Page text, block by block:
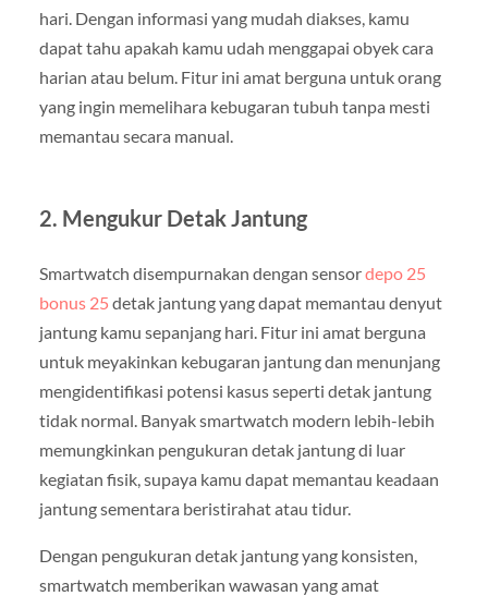
hari. Dengan informasi yang mudah diakses, kamu
dapat tahu apakah kamu udah menggapai obyek cara
harian atau belum. Fitur ini amat berguna untuk orang
yang ingin memelihara kebugaran tubuh tanpa mesti
memantau secara manual.
2. Mengukur Detak Jantung
Smartwatch disempurnakan dengan sensordepo 25
bonus 25 detak jantung yang dapat memantau denyut
jantung kamu sepanjang hari. Fitur ini amat berguna
untuk meyakinkan kebugaran jantung dan menunjang
mengidentifikasi potensi kasus seperti detak jantung
tidak normal. Banyak smartwatch modern lebih-lebih
memungkinkan pengukuran detak jantung di luar
kegiatan fisik, supaya kamu dapat memantau keadaan
jantung sementara beristirahat atau tidur.
Dengan pengukuran detak jantung yang konsisten,
smartwatch memberikan wawasan yang amat